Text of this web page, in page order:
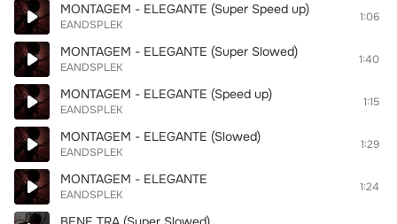
MONTAGEM - ELEGANTE (Super Speed up)
EANDSPLEK
1:06
MONTAGEM - ELEGANTE (Super Slowed)
EANDSPLEK
1:40
MONTAGEM - ELEGANTE (Speed up)
EANDSPLEK
1:15
MONTAGEM - ELEGANTE (Slowed)
EANDSPLEK
1:29
MONTAGEM - ELEGANTE
EANDSPLEK
1:24